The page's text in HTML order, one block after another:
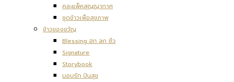
คละแพ็คสุญญากาศ
ชุดข้าวเพื่อสุขภาพ
ข้าวของขวัญ
Blessing ฮก ลก ซิ่ว
Signature
Storybook
มอบรัก ปันสุข